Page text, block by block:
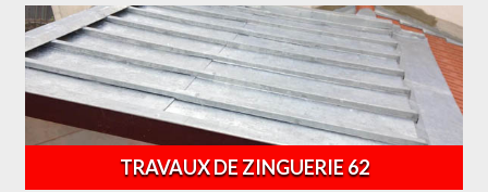
TRAVAUX DE ZINGUERIE 62